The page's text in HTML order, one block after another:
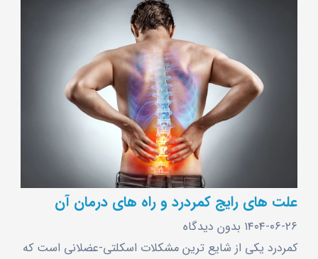
علت ‌های رایج کمردرد و راه‌ های درمان آن
۱۴۰۴-۰۶-۲۶ بدون دیدگاه
کمردرد یکی از شایع ‌ترین مشکلات اسکلتی-عضلانی است که